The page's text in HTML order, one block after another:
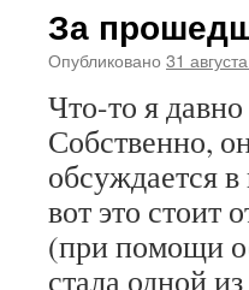
За
Опубликовано 31
Что-то я
Собственно,
обсуждается
вот это стоит
(при помощи
стала одной